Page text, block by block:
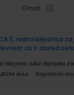
Omot
5; radna bilježnica za
za V. razred
Mirjana Jukić Danijela
d.o.o.
Registarski